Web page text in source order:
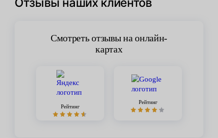
Смотреть отзывы на онлайн-
картах
Рейтинг
Рейтинг